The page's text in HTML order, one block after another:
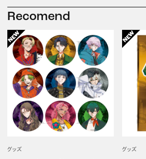
Recomend
グッズ グッズ